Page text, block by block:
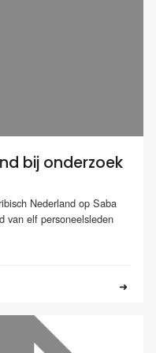
bij onderzoek
Nederland op Saba
van elf personeelsleden